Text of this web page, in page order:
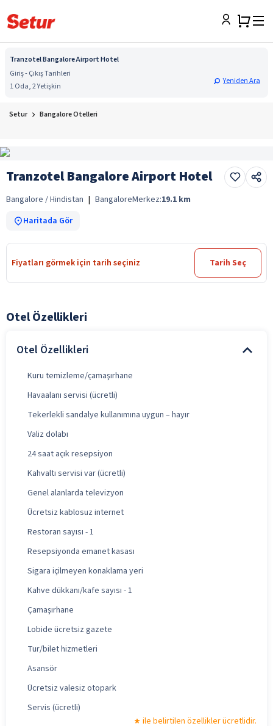
Tranzotel Bangalore Airport Hotel
Giriş - Çıkış Tarihleri
1 Oda, 2 Yetişkin
Yeniden Ara
Setur Bangalore Otelleri
Tranzotel Bangalore Airport Hotel
Bangalore / Hindistan | BangaloreMerkez:19.1 km
Haritada Gör
Fiyatları görmek için tarih seçiniz Tarih Seç
Otel Özellikleri
Otel Özellikleri
Kuru temizleme/çamaşırhane
Havaalanı servisi (ücretli)
Tekerlekli sandalye kullanımına uygun – hayır
Valiz dolabı
24 saat açık resepsiyon
Kahvaltı servisi var (ücretli)
Genel alanlarda televizyon
Ücretsiz kablosuz internet
Restoran sayısı - 1
Resepsiyonda emanet kasası
Sigara içilmeyen konaklama yeri
Kahve dükkanı/kafe sayısı - 1
Çamaşırhane
Lobide ücretsiz gazete
Tur/bilet hizmetleri
Asansör
Ücretsiz valesiz otopark
Servis (ücretli)
ile belirtilen özellikler ücretlidir.